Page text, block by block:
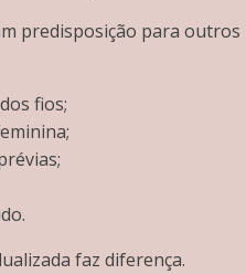
predisposição para outros
fios;
faz diferença.